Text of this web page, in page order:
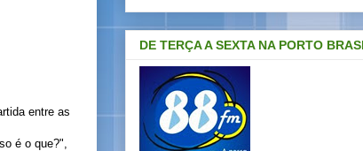
entre as
é o que?",
DE TERÇA A SEXTA NA PORTO